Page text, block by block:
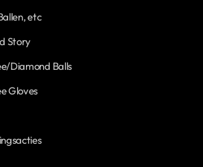
etc
Story
Diamond Balls
Gloves